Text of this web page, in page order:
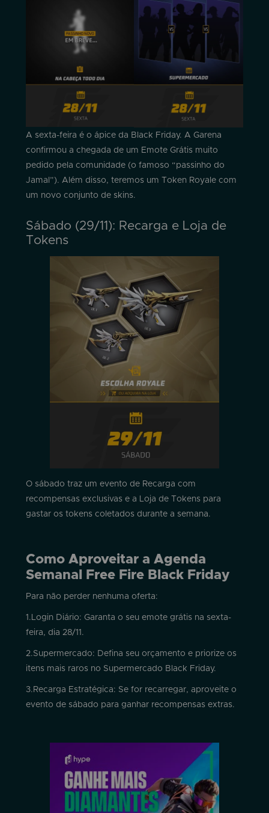
A sexta-feira é o ápice da Black Friday. A Garena
confirmou a chegada de um Emote Grátis muito
pedido pela comunidade (o famoso “passinho do
Jamal”). Além disso, teremos um Token Royale com
um novo conjunto de skins.
Sábado (29/11): Recarga e Loja de
Tokens
O sábado traz um evento de Recarga com
recompensas exclusivas e a Loja de Tokens para
gastar os tokens coletados durante a semana.
Como Aproveitar a Agenda
Semanal Free Fire Black Friday
Para não perder nenhuma oferta:
1.Login Diário: Garanta o seu emote grátis na sexta-
feira, dia 28/11.
2.Supermercado: Defina seu orçamento e priorize os
itens mais raros no Supermercado Black Friday.
3.Recarga Estratégica: Se for recarregar, aproveite o
evento de sábado para ganhar recompensas extras.